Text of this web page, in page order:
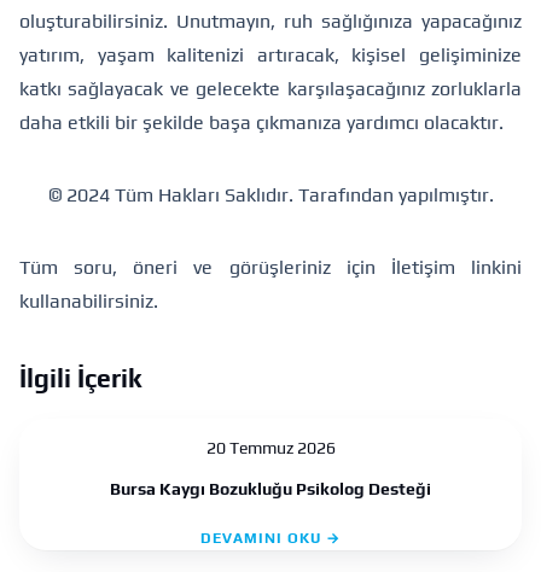
oluşturabilirsiniz. Unutmayın, ruh sağlığınıza yapacağınız
yatırım, yaşam kalitenizi artıracak, kişisel gelişiminize
katkı sağlayacak ve gelecekte karşılaşacağınız zorluklarla
daha etkili bir şekilde başa çıkmanıza yardımcı olacaktır.
© 2024 Tüm Hakları Saklıdır. Tarafından yapılmıştır.
Tüm soru, öneri ve görüşleriniz için İletişim linkini
kullanabilirsiniz.
İlgili İçerik
20 Temmuz 2026
Bursa Kaygı Bozukluğu Psikolog Desteği
DEVAMINI OKU →